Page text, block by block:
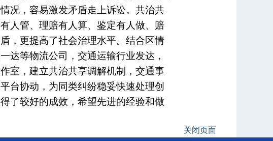
况，容易激发矛盾走上诉讼。共治共
人管、理赔有人算、鉴定有人做、赔
，更提高了社会治理水平。结合区情
达等物流公司，交通运输行业发达，
室，建立共治共享调解机制，交通事
台协动，为同类纠纷稳妥快速处理创
了较好的成效，希望先进的经验和做
关闭页面